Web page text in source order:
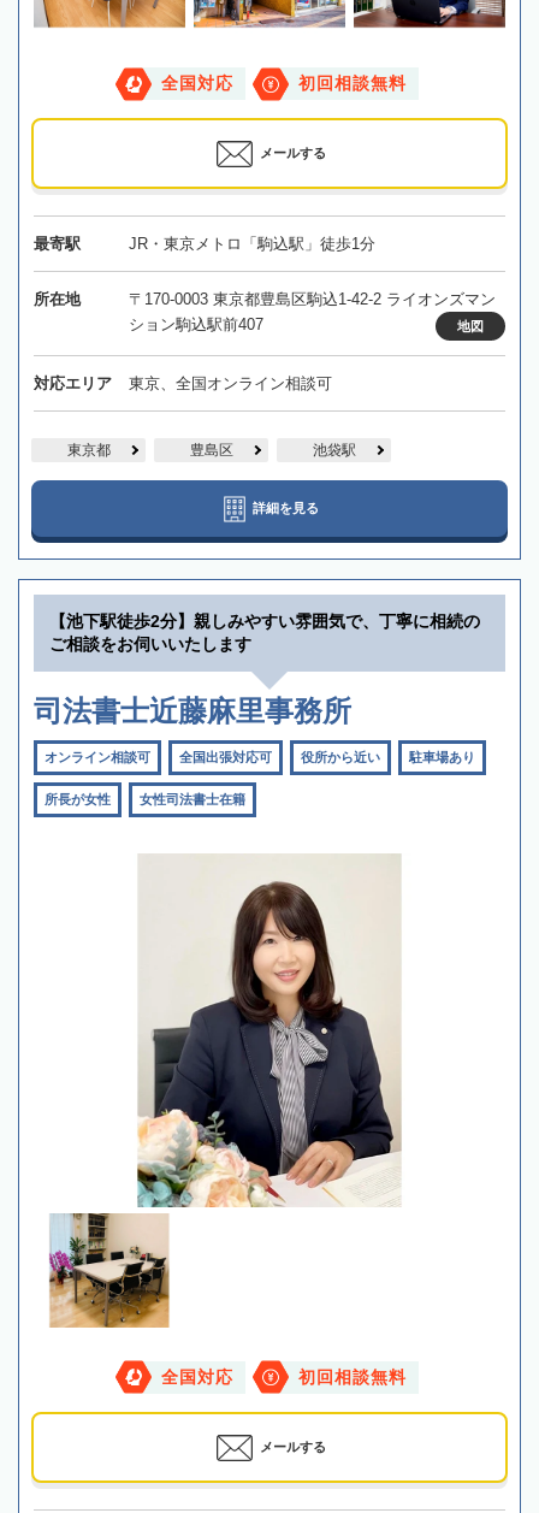
全国対応 初回相談無料
メールする
最寄駅 JR・東京メトロ「駒込駅」徒歩1分
所在地
〒170-0003 東京都豊島区駒込1-42-2 ライオンズマン
ション駒込駅前407
地図
対応エリア 東京、全国オンライン相談可
東京都 豊島区 池袋駅
詳細を見る
【池下駅徒歩2分】親しみやすい雰囲気で、丁寧に相続の
ご相談をお伺いいたします
司法書士近藤麻里事務所
オンライン相談可 全国出張対応可 役所から近い 駐車場あり
所長が女性 女性司法書士在籍
全国対応 初回相談無料
メールする